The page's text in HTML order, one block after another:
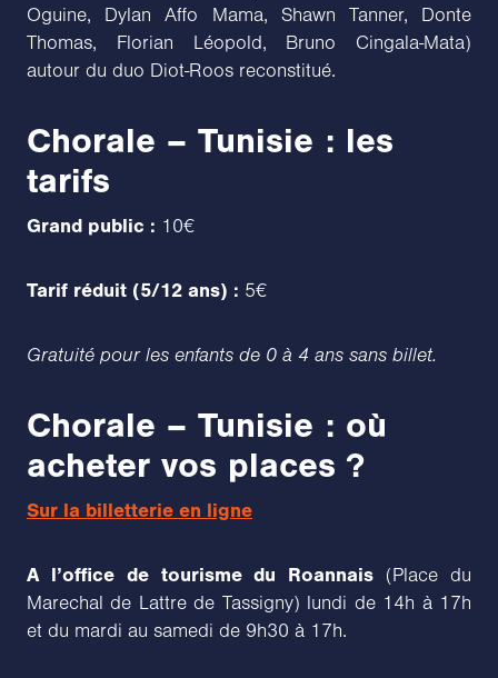
Oguine, Dylan Affo Mama, Shawn Tanner, Donte
Thomas, Florian Léopold, Bruno Cingala-Mata)
autour du duo Diot-Roos reconstitué.
Chorale – Tunisie : les
tarifs
Grand public : 10€
Tarif réduit (5/12 ans) : 5€
Gratuité pour les enfants de 0 à 4 ans sans billet.
Chorale – Tunisie : où
acheter vos places ?
Sur la billetterie en ligne
A l’office de tourisme du Roannais (Place du
Marechal de Lattre de Tassigny) lundi de 14h à 17h
et du mardi au samedi de 9h30 à 17h.